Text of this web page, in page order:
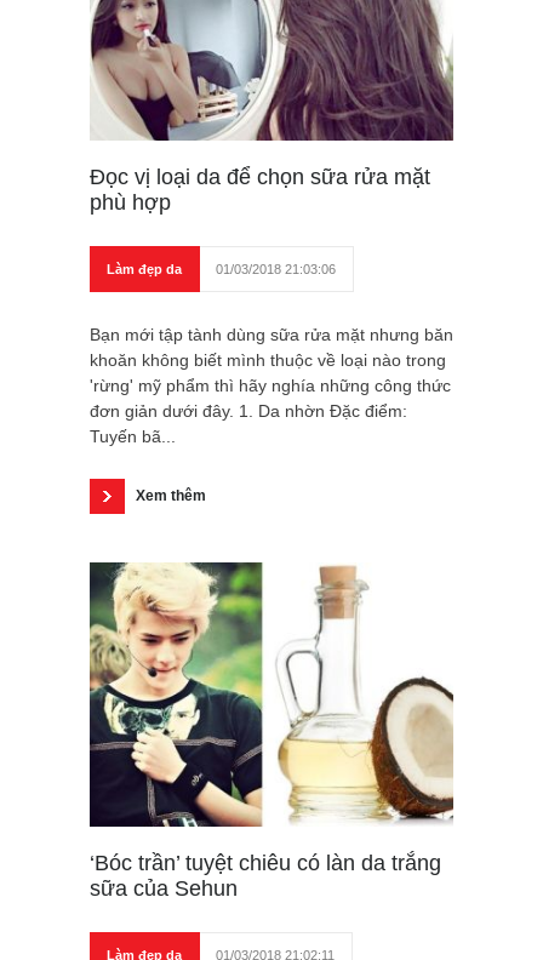
Đọc vị loại da để chọn sữa rửa mặt
phù hợp
Làm đẹp da 01/03/2018 21:03:06
Bạn mới tập tành dùng sữa rửa mặt nhưng băn
khoăn không biết mình thuộc về loại nào trong
'rừng' mỹ phẩm thì hãy nghía những công thức
đơn giản dưới đây. 1. Da nhờn Đặc điểm:
Tuyến bã...
Xem thêm
‘Bóc trần’ tuyệt chiêu có làn da trắng
sữa của Sehun
Làm đẹp da 01/03/2018 21:02:11